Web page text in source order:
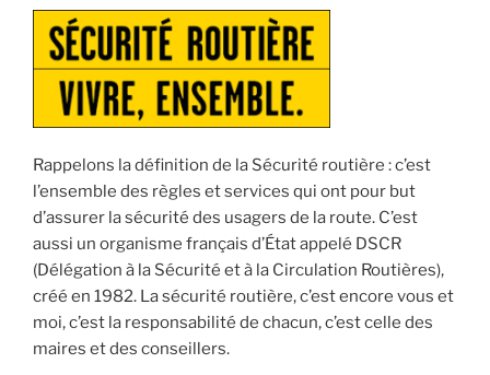
Rappelons la définition de la Sécurité routière : c’est
l’ensemble des règles et services qui ont pour but
d’assurer la sécurité des usagers de la route. C’est
aussi un organisme français d’État appelé DSCR
(Délégation à la Sécurité et à la Circulation Routières),
créé en 1982. La sécurité routière, c’est encore vous et
moi, c’est la responsabilité de chacun, c’est celle des
maires et des conseillers.